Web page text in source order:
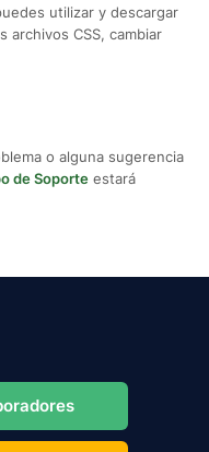
utilizar y descargar
CSS, cambiar
o alguna sugerencia
de Soporte estará